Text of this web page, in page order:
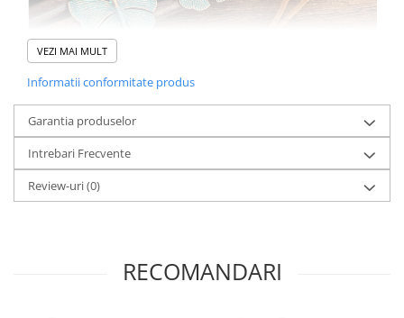
cerceii sunt asortați, ceea ce creează un look unitar și feminin.
VEZI MAI MULT
Informatii conformitate produs
Garantia produselor
Intrebari Frecvente
Review-uri(0)
RECOMANDARI